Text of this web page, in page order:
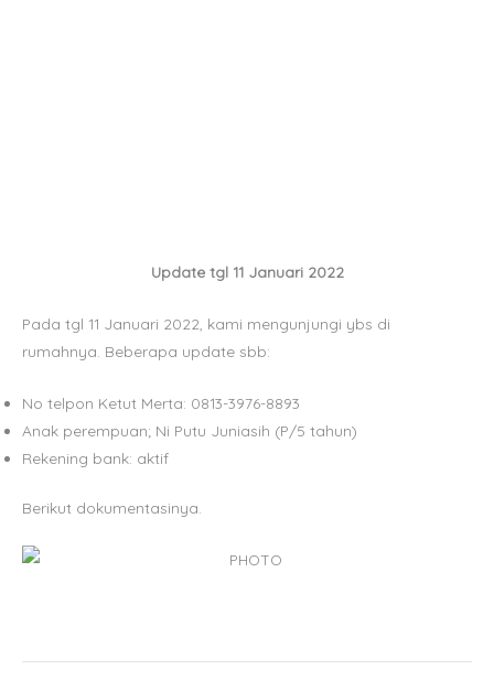
Update tgl 11 Januari 2022
Pada tgl 11 Januari 2022, kami mengunjungi ybs di
rumahnya. Beberapa update sbb:
No telpon Ketut Merta: 0813-3976-8893
Anak perempuan; Ni Putu Juniasih (P/5 tahun)
Rekening bank: aktif
Berikut dokumentasinya.